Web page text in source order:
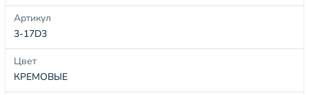
Артикул
3-17D3
Цвет
КРЕМОВЫЕ